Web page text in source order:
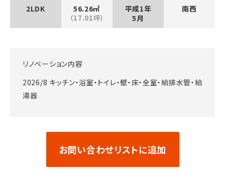
2LDK
56.26㎡
（17.01坪）
平成1年
5月
南西
リノベーション内容
2026/8 キッチン・浴室・トイレ・壁・床・全室・給排水管・給
湯器
お問い合わせリストに追加